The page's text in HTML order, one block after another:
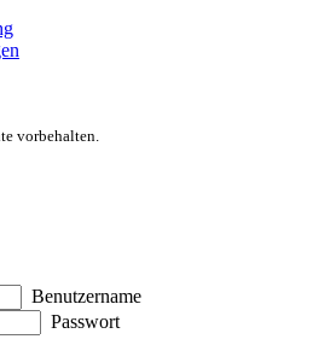
vorbehalten.
Benutzername
Passwort